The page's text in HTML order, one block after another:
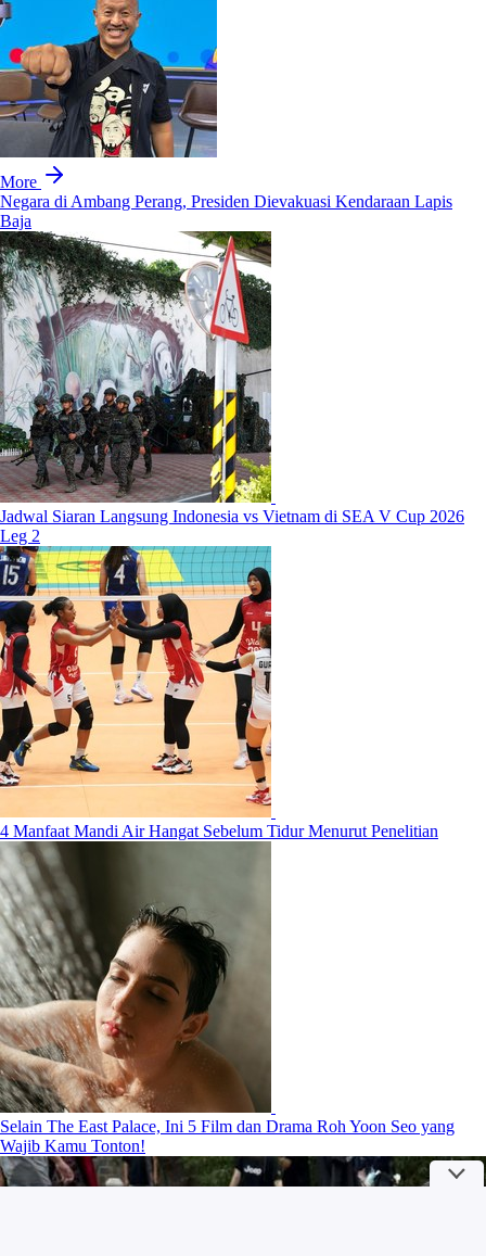
More
Negara di Ambang Perang, Presiden Dievakuasi Kendaraan Lapis
Baja
Jadwal Siaran Langsung Indonesia vs Vietnam di SEA V Cup 2026
Leg 2
4 Manfaat Mandi Air Hangat Sebelum Tidur Menurut Penelitian
Selain The East Palace, Ini 5 Film dan Drama Roh Yoon Seo yang
Wajib Kamu Tonton!